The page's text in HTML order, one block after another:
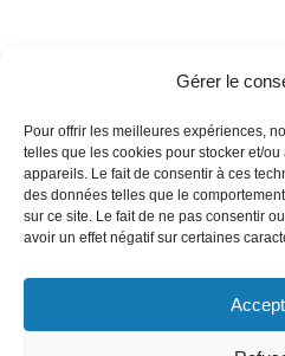
Gérer le
Pour offrir les meilleures expériences,
telles que les cookies pour stocker et/
appareils. Le fait de consentir à ces
des données telles que le
sur ce site. Le fait de ne pas consentir
avoir un effet négatif sur certaines
A propos de TEEO
Nos solutions
Nos références
Nos partenaires
Nous contacter